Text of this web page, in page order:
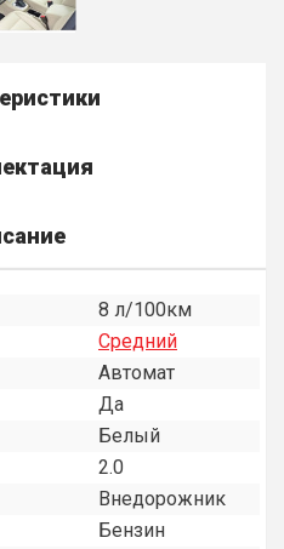
8 л/100км
Средний
Автомат
Да
Белый
2.0
Внедорожник
Бензин